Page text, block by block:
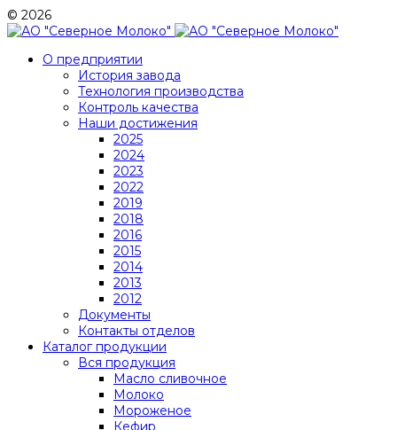
© 2026
О предприятии
История завода
Технология производства
Контроль качества
Наши достижения
2025
2024
2023
2022
2019
2018
2016
2015
2014
2013
2012
Документы
Контакты отделов
Каталог продукции
Вся продукция
Масло сливочное
Молоко
Мороженое
Кефир